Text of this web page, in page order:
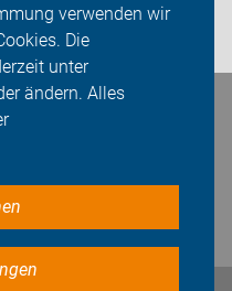
verwenden wir
Die
unter
ändern. Alles